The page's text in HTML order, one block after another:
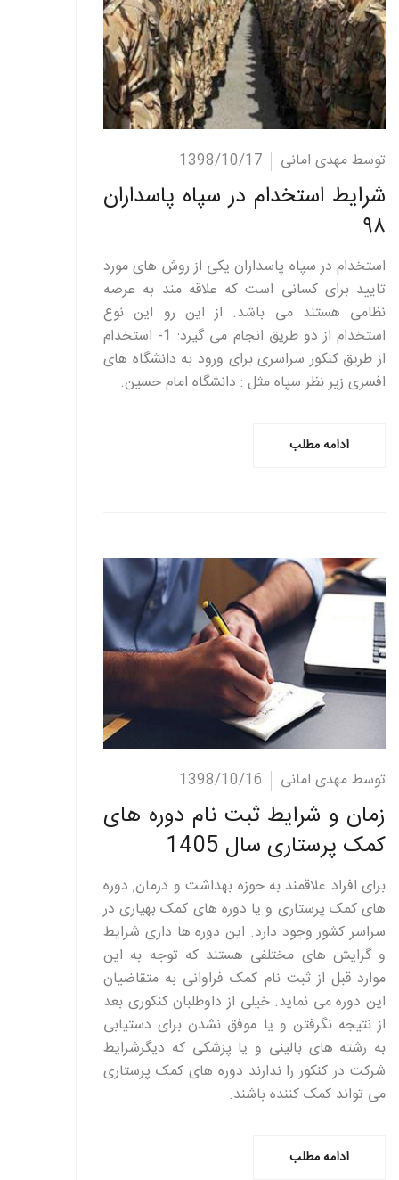
ادامه مطلب توسط مهدی امانی 1398/10/17
شرایط استخدام در سپاه پاسداران
۹۸
استخدام در سپاه پاسداران یکی از روش های مورد
تایید برای کسانی است که علاقه مند به عرصه
نظامی هستند می باشد. از این رو این نوع
استخدام از دو طریق انجام می گیرد: 1- استخدام
از طریق کنکور سراسری برای ورود به دانشگاه های
افسری زیر نظر سپاه مثل : دانشگاه امام حسین.
ادامه مطلب
ادامه مطلب توسط مهدی امانی 1398/10/16
زمان و شرایط ثبت نام دوره های
کمک پرستاری سال 1405
برای افراد علاقمند به حوزه بهداشت و درمان, دوره
های کمک پرستاری و یا دوره های کمک بهیاری در
سراسر کشور وجود دارد. این دوره ها داری شرایط
و گرایش های مختلفی هستند که توجه به این
موارد قبل از ثبت نام کمک فراوانی به متقاضیان
این دوره می نماید. خیلی از داوطلبان کنکوری بعد
از نتیجه نگرفتن و یا موفق نشدن برای دستیابی
به رشته های بالینی و یا پزشکی که دیگرشرایط
شرکت در کنکور را ندارند دوره های کمک پرستاری
می تواند کمک کننده باشند.
ادامه مطلب